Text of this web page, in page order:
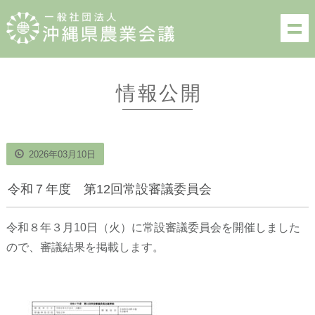
情報公開
2026年03月10日
令和７年度 第12回常設審議委員会
令和８年３月10日（火）に常設審議委員会を開催しました
ので、審議結果を掲載します。